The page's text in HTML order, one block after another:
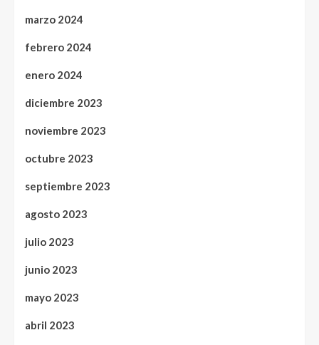
marzo 2024
febrero 2024
enero 2024
diciembre 2023
noviembre 2023
octubre 2023
septiembre 2023
agosto 2023
julio 2023
junio 2023
mayo 2023
abril 2023